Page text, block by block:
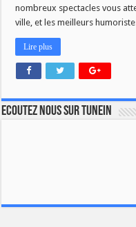
nombreux spectacles vous
ville, et les meilleurs
Lire plus
Ecoutez nous sur TuneIn